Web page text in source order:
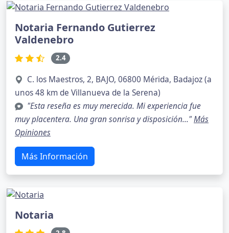
Notaria Fernando Gutierrez
Valdenebro
2.4
C. los Maestros, 2, BAJO, 06800 Mérida, Badajoz (a
unos 48 km de Villanueva de la Serena)
"Esta reseña es muy merecida. Mi experiencia fue
muy placentera. Una gran sonrisa y disposición..."Más
Opiniones
Más Información
Notaria